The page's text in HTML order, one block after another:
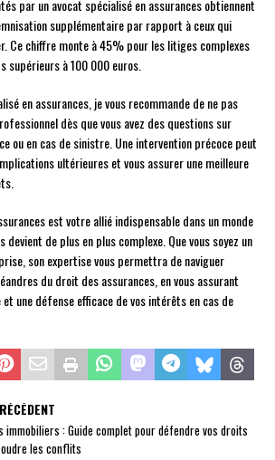
par un avocat spécialisé en assurances obtiennent
supplémentaire par rapport à ceux qui
Ce chiffre monte à 45% pour les litiges complexes
supérieurs à 100 000 euros.
en assurances, je vous recommande de ne pas
dès que vous avez des questions sur
ou en cas de sinistre. Une intervention précoce peut
ultérieures et vous assurer une meilleure
est votre allié indispensable dans un monde
de plus en plus complexe. Que vous soyez un
son expertise vous permettra de naviguer
du droit des assurances, en vous assurant
une défense efficace de vos intérêts en cas de
immobiliers : Guide complet pour défendre vos droits
les conflits